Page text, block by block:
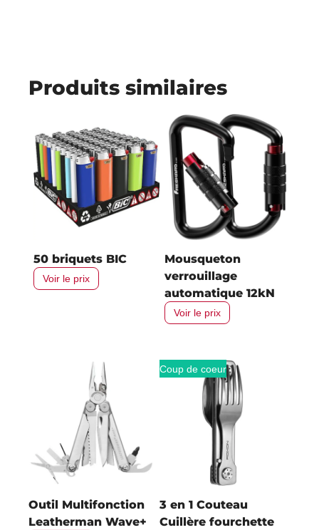
Produits similaires
50 briquets BIC
Voir le prix
Mousqueton
verrouillage
automatique 12kN
Voir le prix
Outil Multifonction
Leatherman Wave+
Coup de coeur
3 en 1 Couteau
Cuillère fourchette